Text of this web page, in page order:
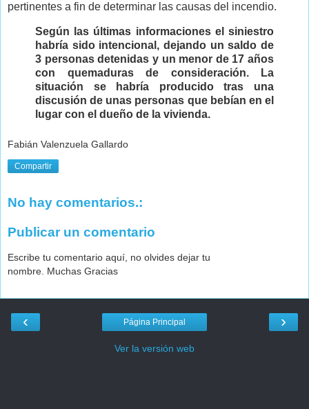
pertinentes a fin de determinar las causas del incendio.
Según las últimas informaciones el siniestro
habría sido intencional, dejando un saldo de
3 personas detenidas y un menor de 17 años
con quemaduras de consideración. La
situación se habría producido tras una
discusión de unas personas que bebían en el
lugar con el dueño de la vivienda.
Fabián Valenzuela Gallardo
Compartir
No hay comentarios.:
Publicar un comentario
Escribe tu comentario aquí, no olvides dejar tu
nombre. Muchas Gracias
‹ ›
Página Principal
Ver la versión web